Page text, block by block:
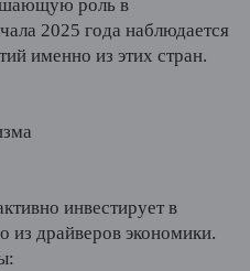
роль в
2025 года наблюдается
именно из этих стран.
инвестирует в
из драйверов экономики.